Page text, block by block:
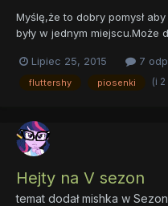
Myślę,że to dobry pomysł
były w jednym miejscu.Może
Wam znane lub w
Lipiec 25, 2015 7
fluttershy piosenki (i
Hejty na V sezon
temat dodałmishka w